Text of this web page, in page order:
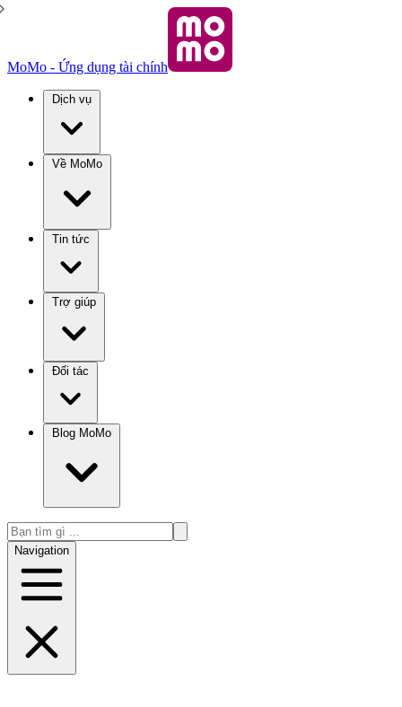
MoMo - Ứng dụng tài chính
Dịch vụ
Về MoMo
Tin tức
Trợ giúp
Đối tác
Blog MoMo
Navigation